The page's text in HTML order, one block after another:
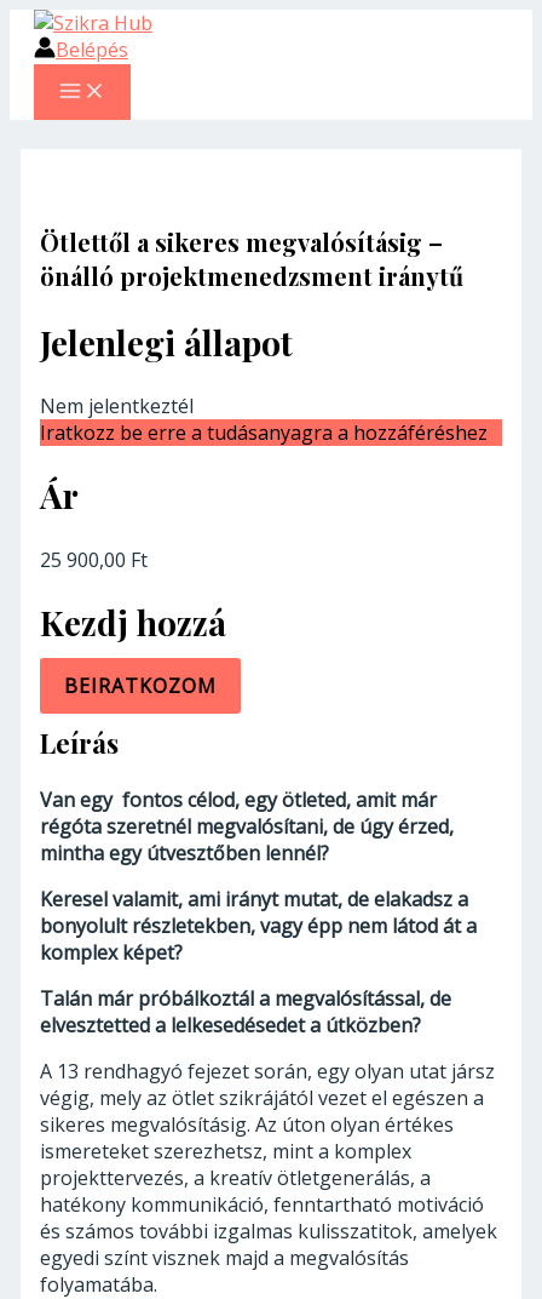
Skip
content
Belépés
MENU
Ötlettől a sikeres megvalósításig –
önálló projektmenedzsment iránytű
Jelenlegi állapot
Nem jelentkeztél
Iratkozz be erre a tudásanyagra a hozzáféréshez
Ár
25 900,00 Ft
Kezdj hozzá
BEIRATKOZOM
Leírás
Van egy fontos célod, egy ötleted, amit már
régóta szeretnél megvalósítani, de úgy érzed,
mintha egy útvesztőben lennél?
Keresel valamit, ami irányt mutat, de elakadsz a
bonyolult részletekben, vagy épp nem látod át a
komplex képet?
Talán már próbálkoztál a megvalósítással, de
elvesztetted a lelkesedésedet a útközben?
A 13 rendhagyó fejezet során, egy olyan utat jársz
végig, mely az ötlet szikrájától vezet el egészen a
sikeres megvalósításig. Az úton olyan értékes
ismereteket szerezhetsz, mint a komplex
projekttervezés, a kreatív ötletgenerálás, a
hatékony kommunikáció, fenntartható motiváció
és számos további izgalmas kulisszatitok, amelyek
egyedi színt visznek majd a megvalósítás
folyamatába.